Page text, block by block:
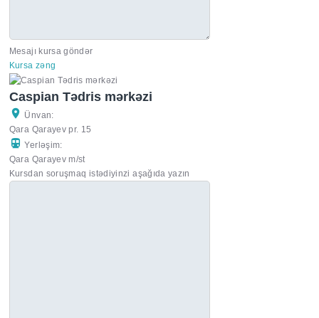
Mesajı kursa göndər
Kursa zəng
Caspian Tədris mərkəzi
Ünvan:
Qara Qarayev pr. 15
Yerləşim:
Qara Qarayev m/st
Kursdan soruşmaq istədiyinzi aşağıda yazın